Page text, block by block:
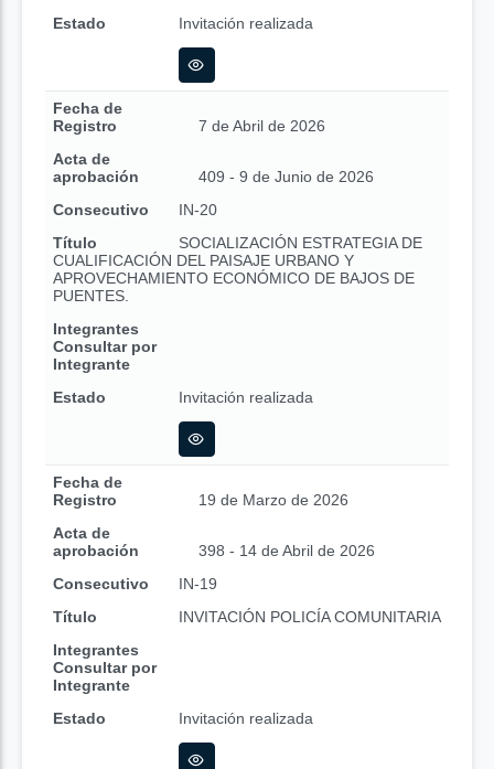
Estado
Invitación realizada
Fecha de
Registro
7 de Abril de 2026
Acta de
aprobación
409 - 9 de Junio de 2026
Consecutivo
IN-20
Título
SOCIALIZACIÓN ESTRATEGIA DE
CUALIFICACIÓN DEL PAISAJE URBANO Y
APROVECHAMIENTO ECONÓMICO DE BAJOS DE
PUENTES.
Integrantes
Consultar por
Integrante
Estado
Invitación realizada
Fecha de
Registro
19 de Marzo de 2026
Acta de
aprobación
398 - 14 de Abril de 2026
Consecutivo
IN-19
Título
INVITACIÓN POLICÍA COMUNITARIA
Integrantes
Consultar por
Integrante
Estado
Invitación realizada